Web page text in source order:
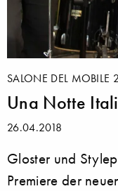
SALONE DEL MOBILE
Una Notte
26.04.2018
Gloster und
Premiere der